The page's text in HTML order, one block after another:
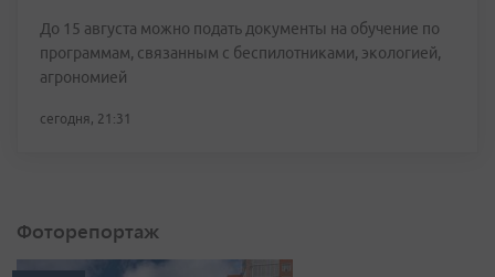
До 15 августа можно подать документы на обучение по
программам, связанным с беспилотниками, экологией,
агрономией
сегодня, 21:31
Фоторепортаж